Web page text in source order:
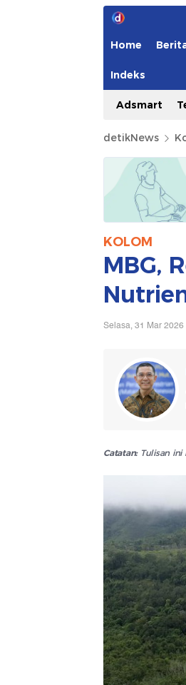
Home
Indeks
Adsmart
detikNews
KOLOM
MBG,
Selasa, 31 Mar
Catatan:Tulisan ini